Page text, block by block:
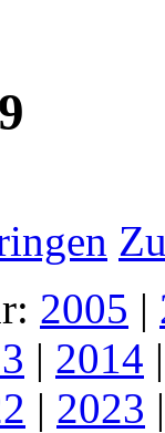
2005 |
| 2014
| 2023